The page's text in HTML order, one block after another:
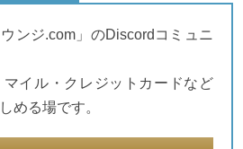
ンジ.com」のDiscordコミュニ
イル・クレジットカードなど
める場です。